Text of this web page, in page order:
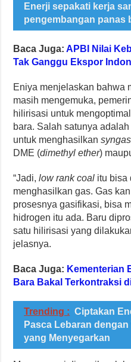
Enerji sepakati kerja
pengembangan panas
Baca Juga:APBI Nilai
Tak Ganggu Ekspor
Eniya menjelaskan bahwa
masih mengemuka,
hilirisasi untuk
bara. Salah satunya
untuk menghasilkansyngas
DME (dimethyl ether)
“Jadi,low rank coal itu bisa
menghasilkan gas. Gas
prosesnya gasifikasi, bisa
hidrogen itu ada. Baru
satu hilirisasi yang
jelasnya.
Baca Juga: Kementerian
Bara Bakal Terkontraksi
Trending : Ciptakan
Pasca Lebaran
yang Menyegarkan